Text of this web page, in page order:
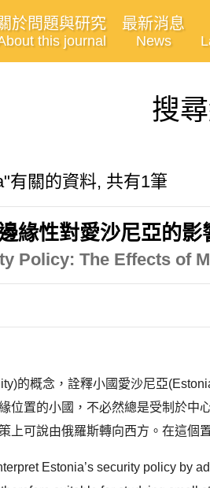
於問題與研究
this journal
最新消息
News
搜
有關的資料, 共有1筆
緣性對愛沙尼亞的影
Policy: The Effects of
的概念，詮釋小國愛沙尼亞
位置的小國，不必然總是受制於
上可說由俄羅斯轉向西方。在這
Estonia’s security policy by